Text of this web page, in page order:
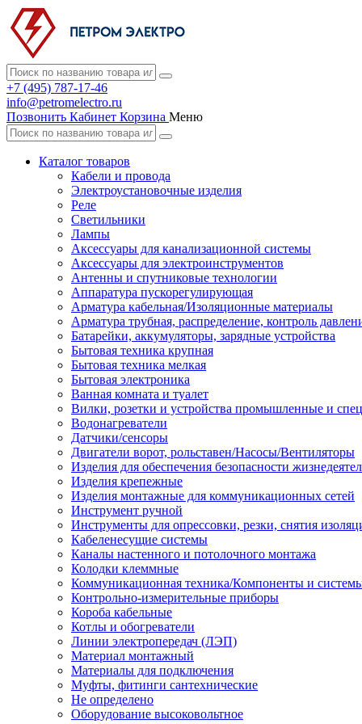
+7 (495) 787-17-46
info@petromelectro.ru
Позвонить Кабинет Корзина Меню
Каталог товаров
Кабели и провода
Электроустановочные изделия
Реле
Светильники
Лампы
Аксессуары для канализационной системы
Аксессуары для электроинструментов
Антенны и спутниковые технологии
Аппаратура пускорегулирующая
Арматура кабельная/Изоляционные материалы
Арматура трубная, распределение, контроль
Батарейки, аккумуляторы, зарядные устройства
Бытовая техника крупная
Бытовая техника мелкая
Бытовая электроника
Ванная комната и туалет
Вилки, розетки и устройства промышленные и
Водонагреватели
Датчики/сенсоры
Двигатели ворот, рольставен/Насосы/Вентиляторы
Изделия для обеспечения безопасности
Изделия крепежные
Изделия монтажные для коммуникационных сетей
Инструмент ручной
Инструменты для опрессовки, резки, снятия
Кабеленесущие системы
Каналы настенного и потолочного монтажа
Колодки клеммные
Коммуникационная техника/Компоненты и
Контрольно-измерительные приборы
Короба кабельные
Котлы и обогреватели
Линии электропередач (ЛЭП)
Материал монтажный
Материалы для подключения
Муфты, фитинги сантехнические
Не определено
Оборудование высоковольтное